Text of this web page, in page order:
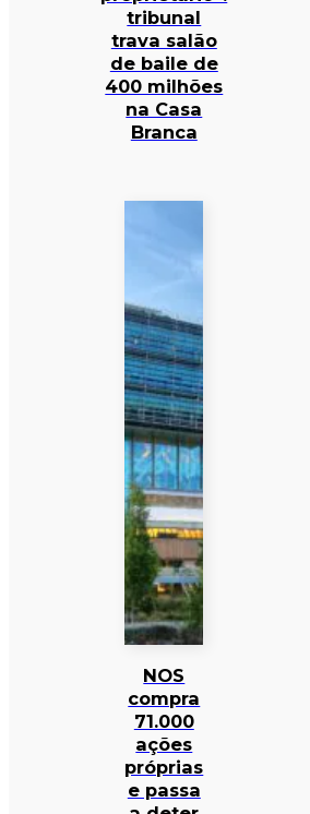
tribunal
trava salão
de baile de
400 milhões
na Casa
Branca
NOS
compra
71.000
ações
próprias
e passa